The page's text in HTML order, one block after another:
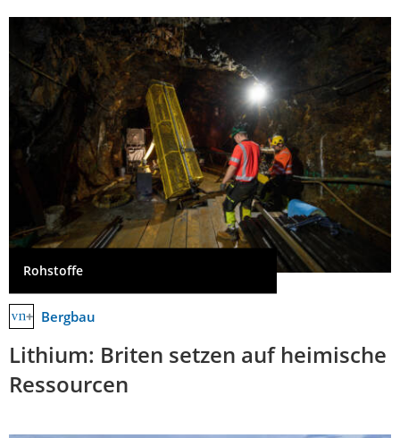
Rohstoffe
Bergbau
Lithium: Briten setzen auf heimische
Ressourcen